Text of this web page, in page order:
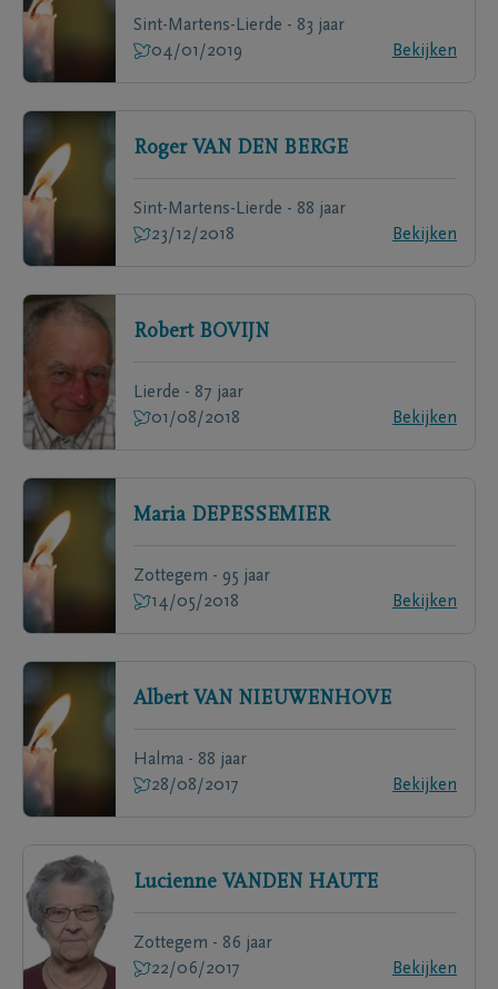
Sint-Martens-Lierde - 83 jaar
04/01/2019
Bekijken
Roger VAN DEN BERGE
Sint-Martens-Lierde - 88 jaar
23/12/2018
Bekijken
Robert BOVIJN
Lierde - 87 jaar
01/08/2018
Bekijken
Maria DEPESSEMIER
Zottegem - 95 jaar
14/05/2018
Bekijken
Albert VAN NIEUWENHOVE
Halma - 88 jaar
28/08/2017
Bekijken
Lucienne VANDEN HAUTE
Zottegem - 86 jaar
22/06/2017
Bekijken